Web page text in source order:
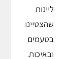
ליינות
שהצטיינו
בטעמים
ובאיכות.